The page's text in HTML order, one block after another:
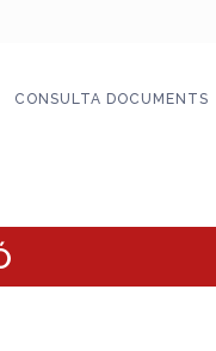
CONSULTA DOCUMENTS